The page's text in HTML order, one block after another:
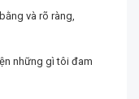
và rõ ràng,
những gì tôi đam